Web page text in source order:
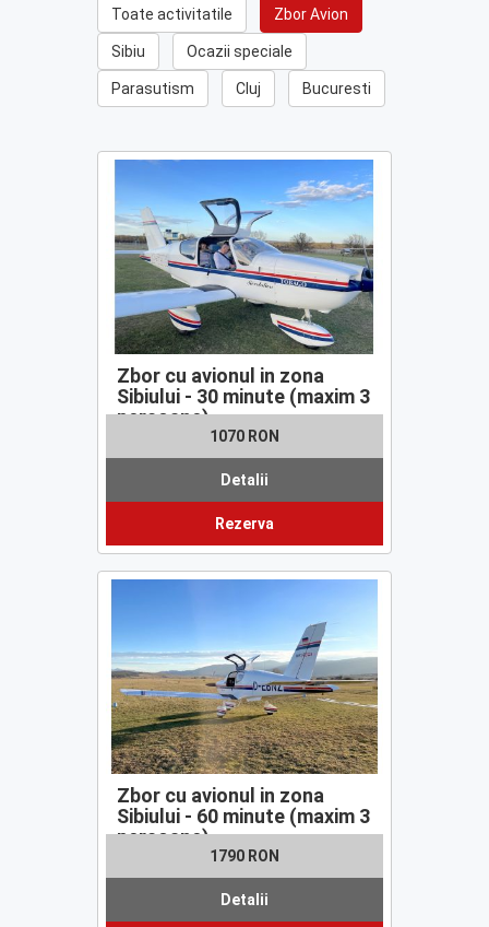
Toate activitatile Zbor Avion
Sibiu Ocazii speciale
Parasutism Cluj Bucuresti
Zbor cu avionul in zona
Sibiului - 30 minute (maxim 3
persoane)
1070 RON
Detalii
Rezerva
Zbor cu avionul in zona
Sibiului - 60 minute (maxim 3
persoane)
1790 RON
Detalii